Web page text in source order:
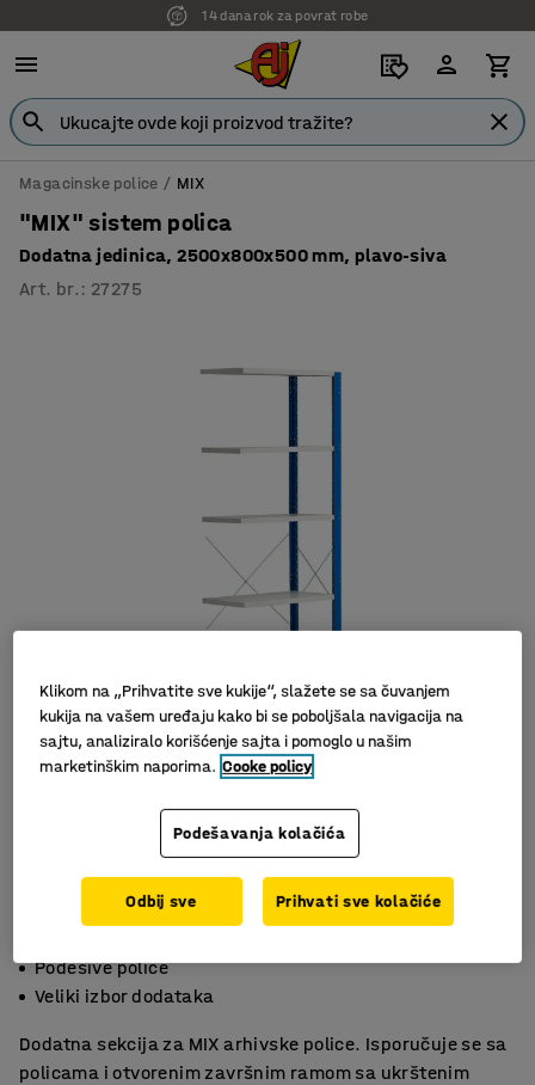
14 dana rok za povrat robe
Magacinske police MIX
"MIX" sistem polica
Dodatna jedinica, 2500x800x500 mm, plavo-siva
Art. br. : 27275
Podesive police
Veliki izbor dodataka
Dodatna sekcija za MIX arhivske police. Isporučuje se sa
policama i otvorenim završnim ramom sa ukrštenim
Klikom na „Prihvatite sve kukije“, slažete se sa čuvanjem
kukija na vašem uređaju kako bi se poboljšala navigacija na
sajtu, analiziralo korišćenje sajta i pomoglo u našim
marketinškim naporima. Cooke policy
Podešavanja kolačića
Odbij sve Prihvati sve kolačiće